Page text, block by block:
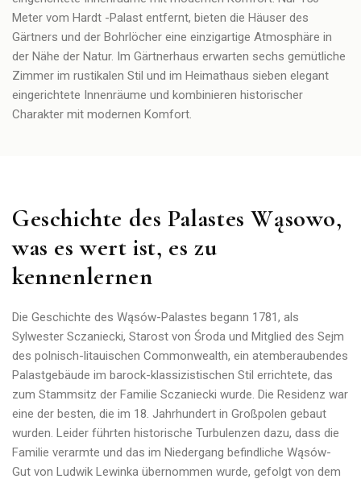
Meter vom Hardt -Palast entfernt, bieten die Häuser des
Gärtners und der Bohrlöcher eine einzigartige Atmosphäre in
der Nähe der Natur. Im Gärtnerhaus erwarten sechs gemütliche
Zimmer im rustikalen Stil und im Heimathaus sieben elegant
eingerichtete Innenräume und kombinieren historischer
Charakter mit modernen Komfort.
Geschichte des Palastes Wąsowo,
was es wert ist, es zu
kennenlernen
Die Geschichte des Wąsów-Palastes begann 1781, als
Sylwester Sczaniecki, Starost von Środa und Mitglied des Sejm
des polnisch-litauischen Commonwealth, ein atemberaubendes
Palastgebäude im barock-klassizistischen Stil errichtete, das
zum Stammsitz der Familie Sczaniecki wurde. Die Residenz war
eine der besten, die im 18. Jahrhundert in Großpolen gebaut
wurden. Leider führten historische Turbulenzen dazu, dass die
Familie verarmte und das im Niedergang befindliche Wąsów-
Gut von Ludwik Lewinka übernommen wurde, gefolgt von dem